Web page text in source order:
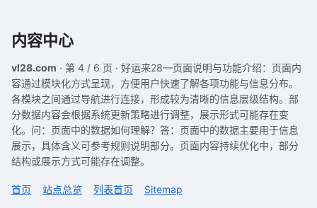
内容中心
vl28.com · 第 4 / 6 页 · 好运来28—页面说明与功能介绍：页面内
容通过模块化方式呈现，方便用户快速了解各项功能与信息分布。
各模块之间通过导航进行连接，形成较为清晰的信息层级结构。部
分数据内容会根据系统更新策略进行调整，展示形式可能存在变
化。问：页面中的数据如何理解？答：页面中的数据主要用于信息
展示，具体含义可参考规则说明部分。页面内容持续优化中，部分
结构或展示方式可能存在调整。
首页 站点总览 列表首页 Sitemap